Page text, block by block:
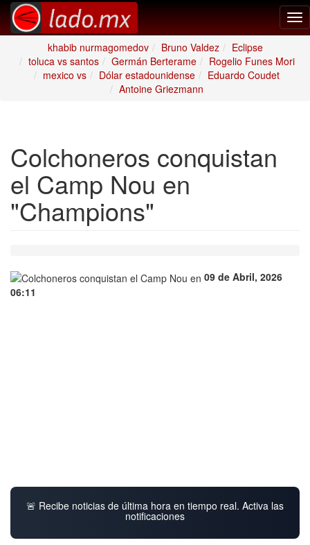
khabib nurmagomedov
Bruno Valdez
Eclipse
toluca vs santos
Germán Berterame
Rogelio Funes Mori
mexico vs
Dólar estadounidense
Eduardo Coudet
Antoine Griezmann
Colchoneros conquistan
el Camp Nou en
"Champions"
09 de Abril, 2026
06:11
🚨 Recibe noticias de última hora en tiempo real. Activa las
notificaciones